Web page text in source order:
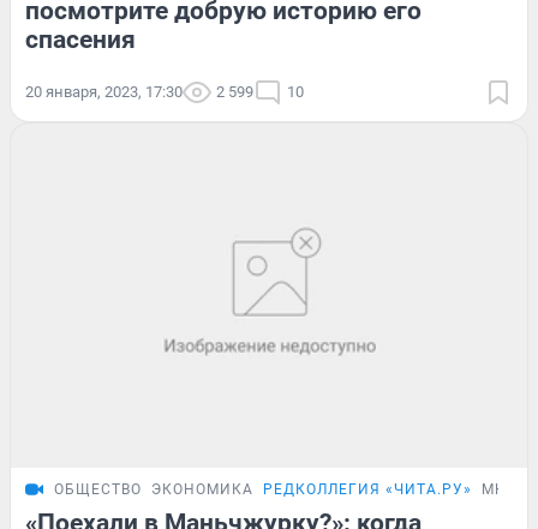
посмотрите добрую историю его
спасения
20 января, 2023, 17:30 2 599 10
ОБЩЕСТВО ЭКОНОМИКА РЕДКОЛЛЕГИЯ «ЧИТА.РУ»
«Поехали в Маньчжурку?»: когда